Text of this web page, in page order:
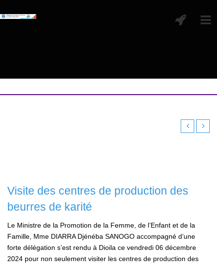
Visite des centres de production des
beurres de karité
Le Ministre de la Promotion de la Femme, de l’Enfant et de la
Famille, Mme DIARRA Djénéba SANOGO accompagné d’une
forte délégation s’est rendu à Dioila ce vendredi 06 décembre
2024 pour non seulement visiter les centres de production des